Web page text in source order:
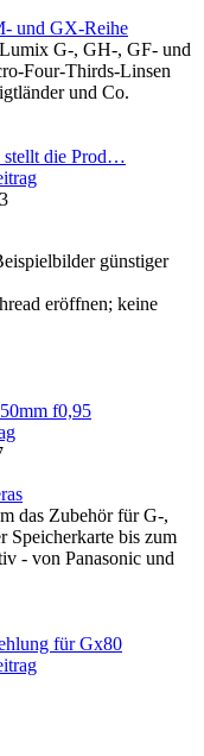
und GX-Reihe
G-, GH-, GF- und
Four-Thirds-Linsen
und Co.
stellt die Prod…
günstiger
eröffnen; keine
f0,95
das Zubehör für G-,
bis zum
- von Panasonic und
für Gx80